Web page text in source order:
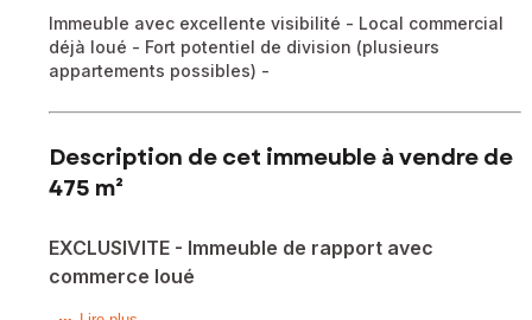
Immeuble avec excellente visibilité - Local commercial
déjà loué - Fort potentiel de division (plusieurs
appartements possibles) -
Description de cet immeuble à vendre de
475 m²
EXCLUSIVITE - Immeuble de rapport avec
commerce loué